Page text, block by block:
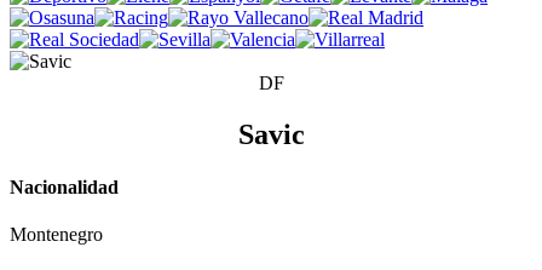
DF
Savic
Nacionalidad
Montenegro